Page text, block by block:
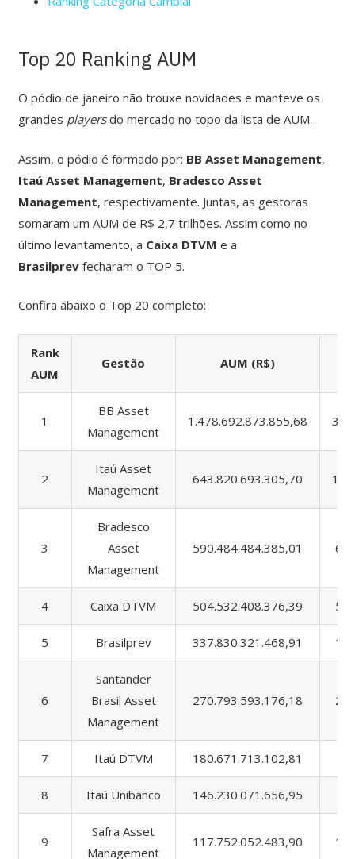
Top 20 Ranking AUM
O pódio de janeiro não trouxe novidades e manteve os
grandes playersdo mercado no topo da lista de AUM.
Assim, o pódio é formado por: BB Asset Management,
Itaú Asset Management, Bradesco Asset
Management, respectivamente. Juntas, as gestoras
somaram um AUM de R$ 2,7 trilhões. Assim como no
último levantamento, a Caixa DTVM e a
Brasilprev fecharam o TOP 5.
Confira abaixo o Top 20 completo:
Rank
AUM
Gestão AUM (R$)
1
BB Asset
Management
1.478.692.873.855,68
2
Itaú Asset
Management
643.820.693.305,70
3
Bradesco
Asset
Management
590.484.484.385,01
4 Caixa DTVM 504.532.408.376,39
5 Brasilprev 337.830.321.468,91
6
Santander
Brasil Asset
Management
270.793.593.176,18
7 Itaú DTVM 180.671.713.102,81
8 Itaú Unibanco 146.230.071.656,95
9
Safra Asset
Management
117.752.052.483,90